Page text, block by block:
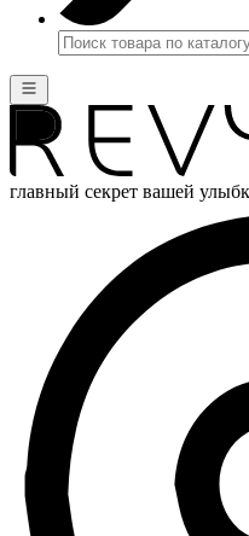
главный секрет вашей